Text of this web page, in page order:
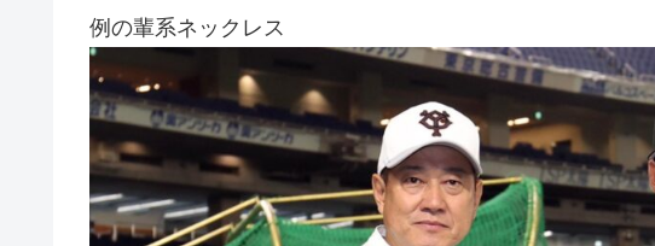
例の輩系ネックレス